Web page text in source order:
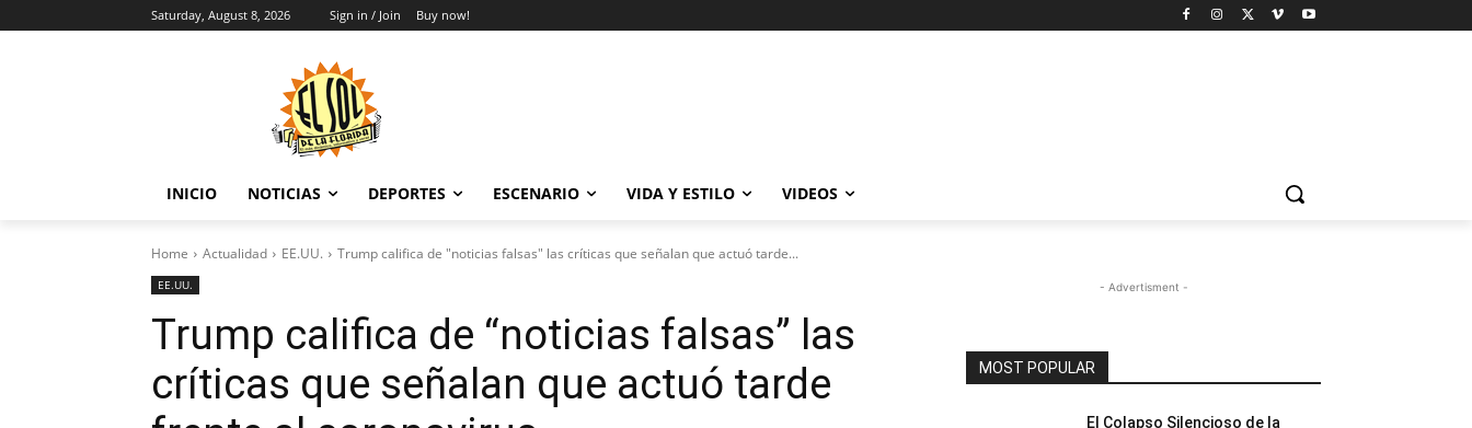
Saturday, August 8, 2026 Sign in / Join Buy now!
INICIO NOTICIAS DEPORTES ESCENARIO VIDA Y ESTILO VIDEOS
Home Actualidad EE.UU. Trump califica de "noticias falsas" las críticas que señalan que actuó tarde...
EE.UU.
Trump califica de “noticias falsas” las
críticas que señalan que actuó tarde
- Advertisment -
MOST POPULAR
El Colapso Silencioso de la